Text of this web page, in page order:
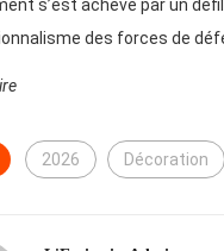
s’est achevé par un
des forces de
2026 Décoration